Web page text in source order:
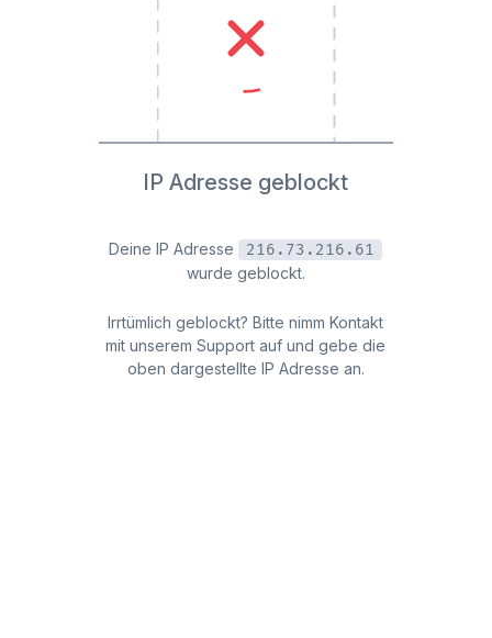
IP Adresse geblockt
Deine IP Adresse
216.73.216.61
wurde geblockt.
Irrtümlich geblockt? Bitte nimm Kontakt
mit unserem Support auf und gebe die
oben dargestellte IP Adresse an.